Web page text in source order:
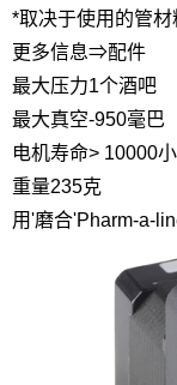
*取决于使用的管材
更多信息⇒配件
最大压力1个酒吧
最大真空-950毫巴
电机寿命> 10000
重量235克
用'磨合'Pharm-a-